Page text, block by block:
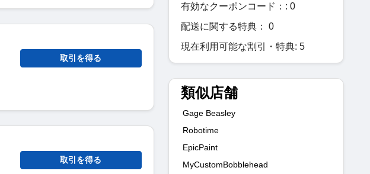
取引を得る
取引を得る
有効なクーポンコード：: 0
配送に関する特典： 0
現在利用可能な割引・特典: 5
類似店舗
Gage Beasley
Robotime
EpicPaint
MyCustomBobblehead